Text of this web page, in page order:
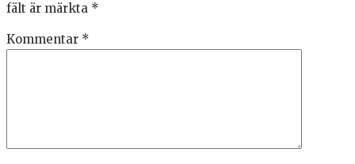
fält är märkta *
Kommentar *